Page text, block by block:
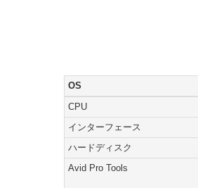
OS
CPU
インターフェース
ハードディスク
Avid Pro Tools